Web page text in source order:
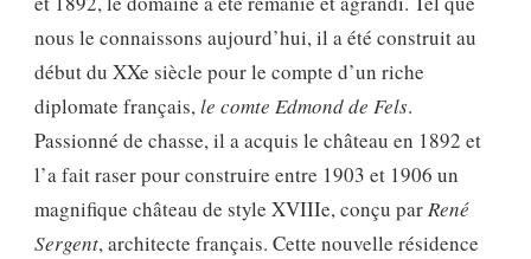
nous le connaissons aujourd’hui, il a été construit au
début du XXe siècle pour le compte d’un riche
diplomate français,le comte Edmond de Fels.
Passionné de chasse, il a acquis le château en 1892 et
l’a fait raser pour construire entre 1903 et 1906 un
magnifique château de style XVIIIe, conçu parRené
Sergent, architecte français. Cette nouvelle résidence